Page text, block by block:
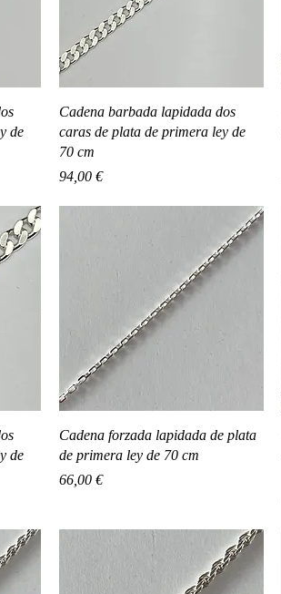
de
Vista rápida
Cadena barbada lapidada dos
caras de plata de primera ley de
70 cm
Precio
94,00 €
de
Vista rápida
Cadena forzada lapidada de plata
de primera ley de 70 cm
Precio
66,00 €